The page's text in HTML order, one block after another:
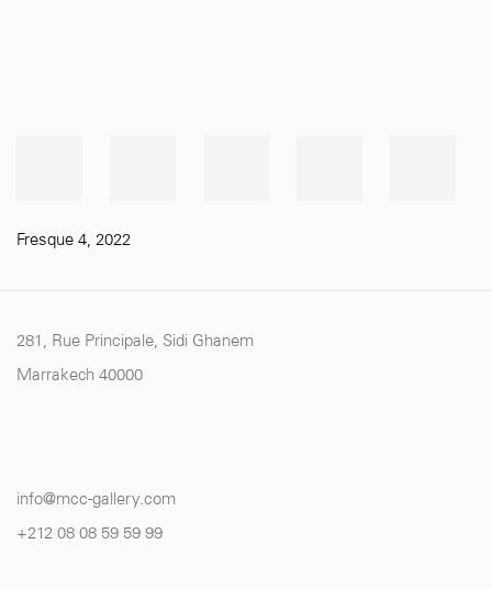
Fresque 4, 2022
281, Rue Principale, Sidi Ghanem
Marrakech 40000
info@mcc-gallery.com
+212 08 08 59 59 99